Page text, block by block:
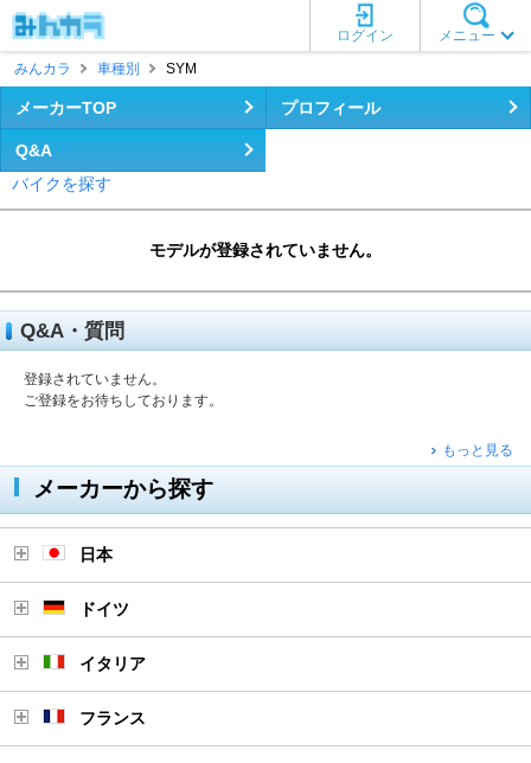
メニュー
ログイン
みんカラ
車種別 SYM
メーカーTOP プロフィール
Q&A
バイクを探す
モデルが登録されていません。
Q&A・質問
登録されていません。
ご登録をお待ちしております。
もっと見る
メーカーから探す
日本
ドイツ
イタリア
フランス